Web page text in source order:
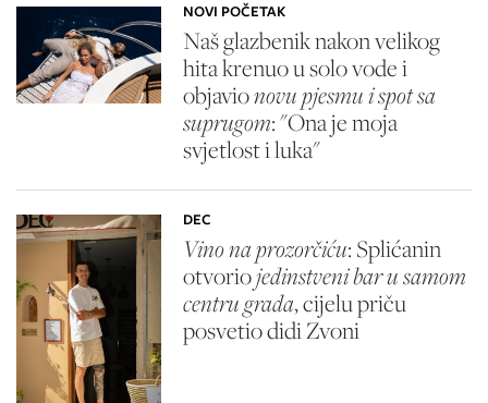
NOVI POČETAK
Naš glazbenik nakon velikog
hita krenuo u solo vode i
objavionovu pjesmu i spot sa
suprugom: "Ona je moja
svjetlost i luka"
DEC
Vino na prozorčiću: Splićanin
otvoriojedinstveni bar u samom
centru grada, cijelu priču
posvetio didi Zvoni